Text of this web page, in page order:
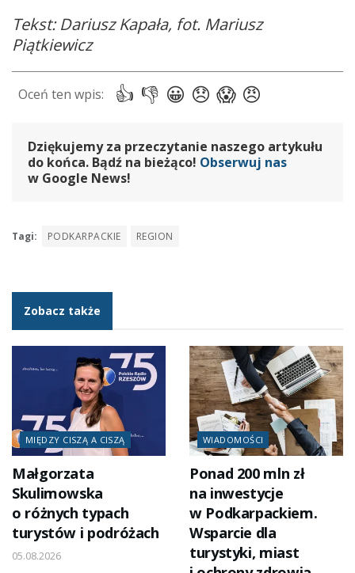
Tekst: Dariusz Kapała, fot. Mariusz
Piątkiewicz
Dziękujemy za przeczytanie naszego artykułu
do końca. Bądź na bieżąco! Obserwuj nas
w Google News!
Tagi: PODKARPACKIE REGION
Zobacz także
MIĘDZY CISZĄ A CISZĄ
Małgorzata
Skulimowska
o różnych typach
turystów i podróżach
05.08.2026
WIADOMOŚCI
Ponad 200 mln zł
na inwestycje
w Podkarpackiem.
Wsparcie dla
turystyki, miast